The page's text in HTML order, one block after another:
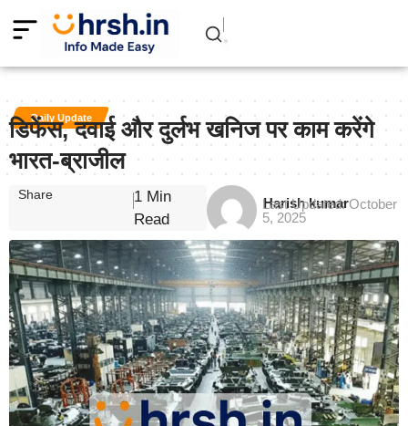
Daily Update
डिफेंस, दवाई और दुर्लभ खनिज पर काम करेंगे
भारत-ब्राजील
Harish kumar
Last Updated: October
5, 2025
Share
1 Min
Read